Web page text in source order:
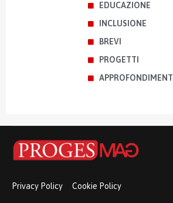
EDUCAZIONE
INCLUSIONE
BREVI
PROGETTI
APPROFONDIMENTI
Privacy Policy Cookie Policy